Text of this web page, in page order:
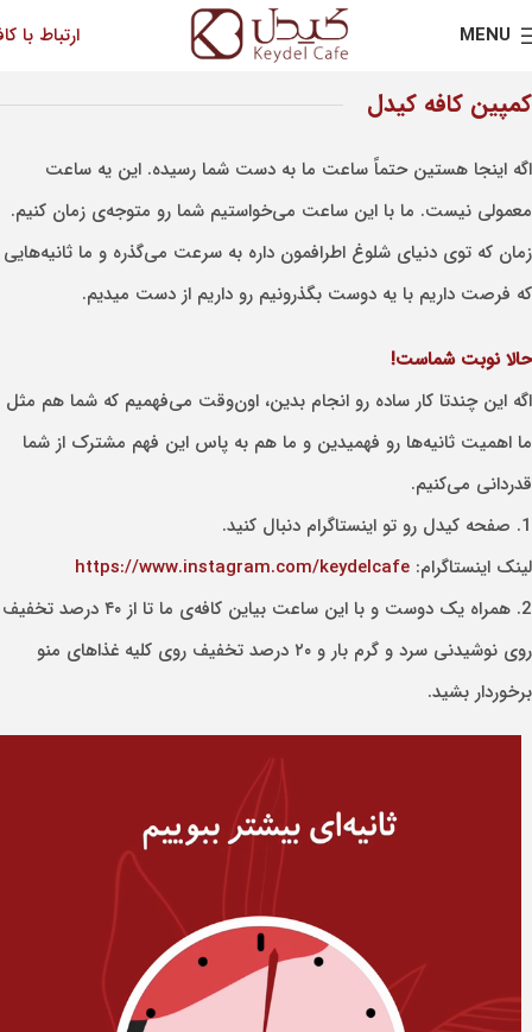
MENU ارتباط با
کمپین کافه کیدل
‎اگه اینجا هستین حتماً ساعت ما به دست شما رسیده. این یه ساعت
معمولی نیست. ما با این ساعت می‌خواستیم شما رو متوجه‌ی زمان کنیم.
زمان که توی دنیای شلوغ اطرافمون داره به سرعت می‌گذره و ما ثانیه‌هایی
که فرصت داریم با یه دوست بگذرونیم رو داریم از دست میدیم.
حالا نوبت شماست!
‎اگه این چندتا کار ساده رو انجام بدین، اون‌وقت می‌فهمیم که شما هم مثل
ما اهمیت ثانیه‌ها رو فهمیدین و ما هم به پاس این فهم مشترک از شما
قدردانی می‌کنیم.
1. صفحه کیدل رو‌ تو اینستاگرام دنبال کنید.
لینک اینستاگرام: https://www.instagram.com/keydelcafe
2. همراه یک دوست و با این ساعت بیاین کافه‌ی ما تا از ۴۰ درصد تخفیف
روی نوشیدنی سرد و گرم بار و ۲۰ درصد تخفیف روی کلیه غذاهای منو
برخوردار بشید.